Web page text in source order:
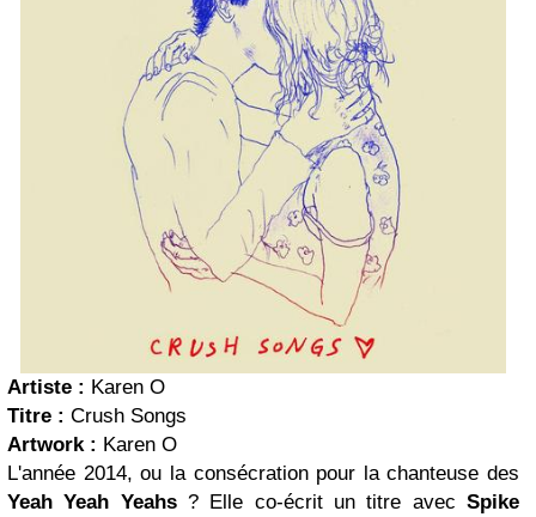
Artiste : Karen O
Titre : Crush Songs
Artwork : Karen O
L'année 2014, ou la consécration pour la chanteuse des
Yeah Yeah Yeahs? Elle co-écrit un titre avecSpike